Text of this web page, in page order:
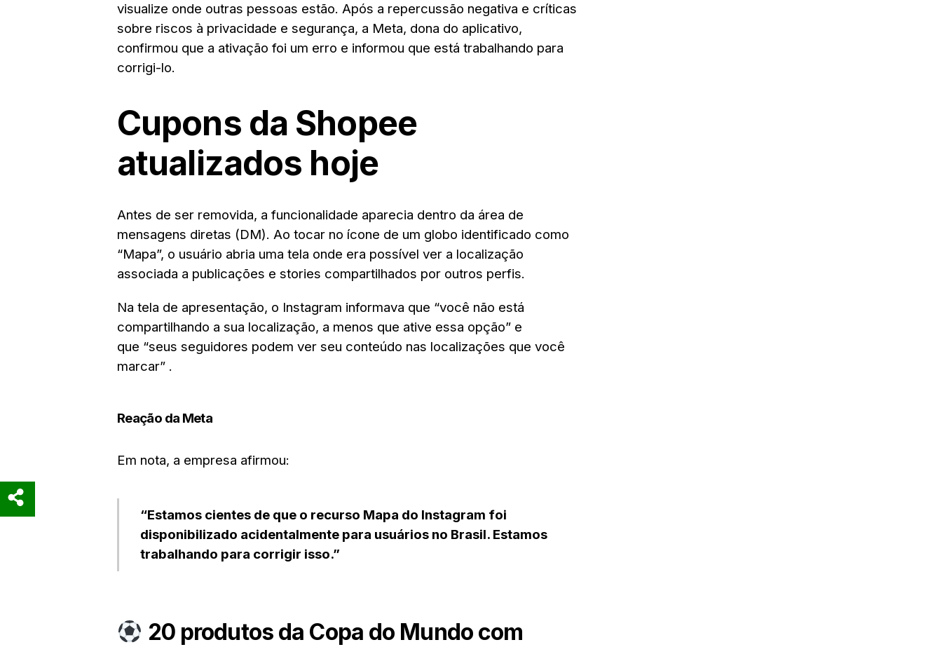
visualize onde outras pessoas estão. Após a repercussão negativa e críticas
sobre riscos à privacidade e segurança, a Meta, dona do aplicativo,
confirmou que a ativação foi um erro e informou que está trabalhando para
corrigi-lo.
Cupons da Shopee
atualizados hoje
Antes de ser removida, a funcionalidade aparecia dentro da área de
mensagens diretas (DM). Ao tocar no ícone de um globo identificado como
“Mapa”, o usuário abria uma tela onde era possível ver a localização
associada a publicações e stories compartilhados por outros perfis.
Na tela de apresentação, o Instagram informava que “você não está
compartilhando a sua localização, a menos que ative essa opção” e
que “seus seguidores podem ver seu conteúdo nas localizações que você
marcar” .
Reação da Meta
Em nota, a empresa afirmou:
“Estamos cientes de que o recurso Mapa do Instagram foi
disponibilizado acidentalmente para usuários no Brasil. Estamos
trabalhando para corrigir isso.”
20 produtos da Copa do Mundo com